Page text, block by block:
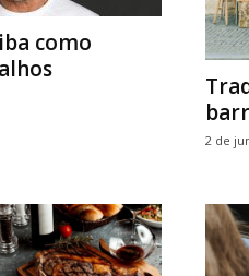
como
2 de